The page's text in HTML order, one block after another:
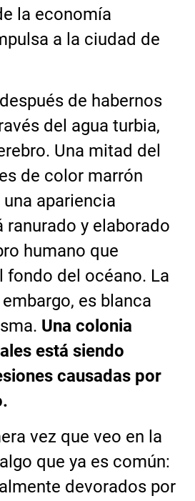
la economía
a la ciudad de
de habernos
del agua turbia,
Una mitad del
de color marrón
apariencia
ranurado y elaborado
humano que
fondo del océano. La
es blanca
Una colonia
está siendo
causadas por
vez que veo en la
que ya es común:
devorados por